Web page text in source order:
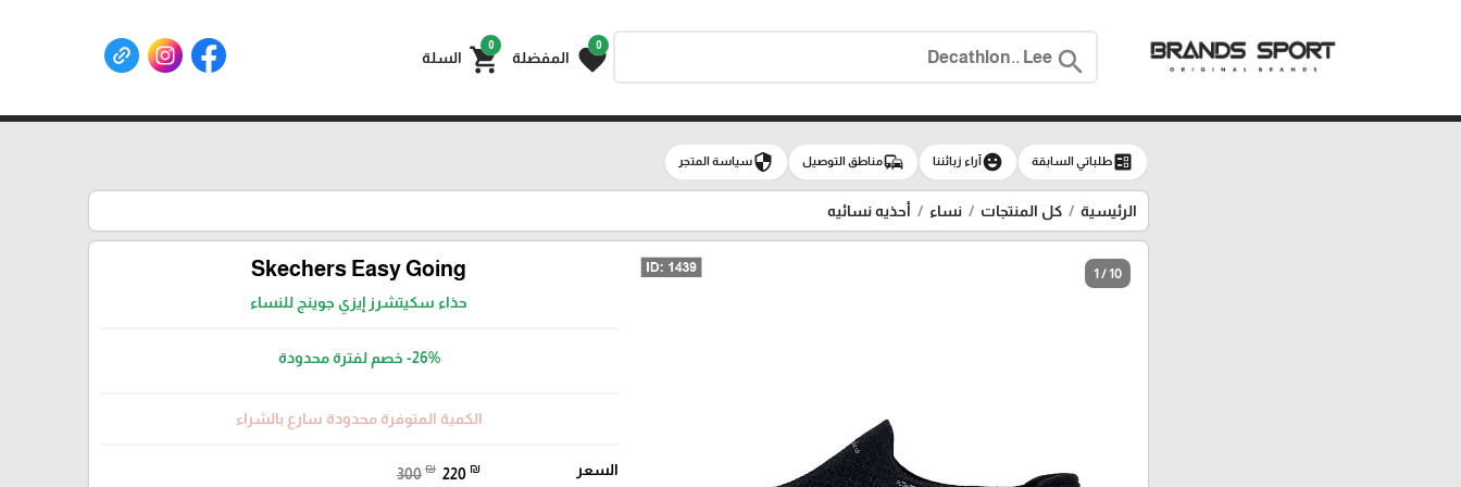
search
0
favorite المفضلة
0
shopping_cart السلة
ballotطلباتي السابقة emoji_emotionsآراء زبائننا commuteمناطق التوصيل securityسياسة المتجر
الرئيسية كل المنتجات نساء أحذيه نسائيه
1 / 10
Skechers Easy Going
حذاء سكيتشرز إيزي جوينج للنساء
-26% خصم لفترة محدودة
الكمية المتوفرة محدودة سارع بالشراء
السعر 300 ₪ 220 ₪